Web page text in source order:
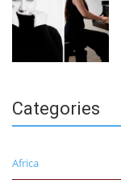
Categories
Africa